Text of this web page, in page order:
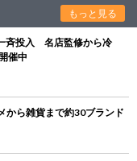
もっと見る
斉投入 名店監修から冷
催中
ら雑貨まで約30ブランド